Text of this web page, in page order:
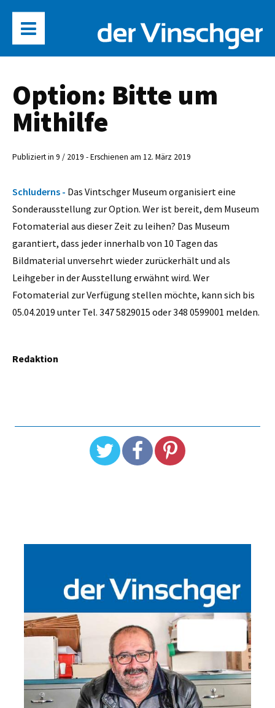
Option: Bitte um
Mithilfe
Publiziert in 9 / 2019 - Erschienen am 12. März 2019
Schluderns - Das Vintschger Museum organisiert eine
Sonderausstellung zur Option. Wer ist bereit, dem Museum
Fotomaterial aus dieser Zeit zu leihen? Das Museum
garantiert, dass jeder innerhalb von 10 Tagen das
Bildmaterial unversehrt wieder zurückerhält und als
Leihgeber in der Ausstellung erwähnt wird. Wer
Fotomaterial zur Verfügung stellen möchte, kann sich bis
05.04.2019 unter Tel. 347 5829015 oder 348 0599001 melden.
Redaktion